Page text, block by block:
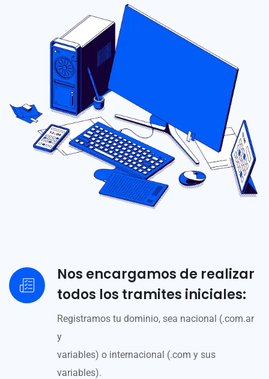
Nos encargamos de realizar
todos los tramites iniciales:
Registramos tu dominio, sea nacional (.com.ar
y
variables) o internacional (.com y sus
variables).